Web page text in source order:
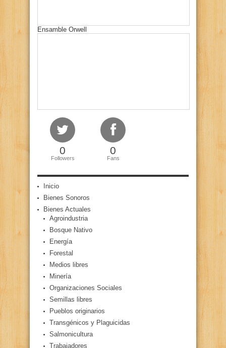
Ensamble Orwell
0
Followers
0
Fans
Inicio
Bienes Sonoros
Bienes Actuales
Agroindustria
Bosque Nativo
Energía
Forestal
Medios libres
Minería
Organizaciones Sociales
Semillas libres
Pueblos originarios
Transgénicos y Plaguicidas
Salmonicultura
Trabajadores